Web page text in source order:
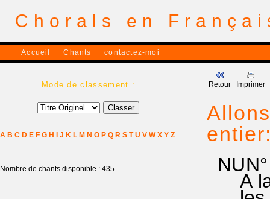
Chorals en
Accueil Chants contactez-moi
Mode de classement :
A B C D E F G H J K L M N O P Q R S T U V W X Y Z
Nombre de chants disponible : 435
Retour Imprimer
A la